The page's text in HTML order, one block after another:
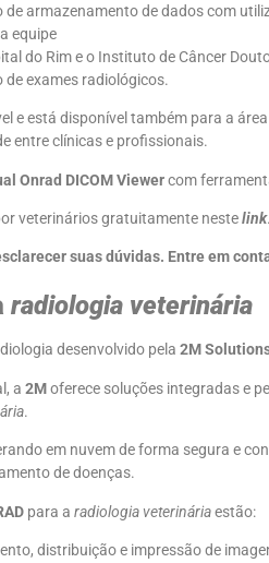
de armazenamento de dados com
equipe
do Rim e o Instituto de Câncer
exames radiológicos.
e está disponível também para a
entre clínicas e profissionais.
Onrad DICOM Viewercom
veterinários gratuitamente nestelink.
suas dúvidas. Entre em
radiologia veterinária
desenvolvido pela 2M
a 2Moferece soluções integradas e
.
em nuvem de forma segura e
de doenças.
para a radiologia veterináriaestão:⠀
distribuição e impressão de